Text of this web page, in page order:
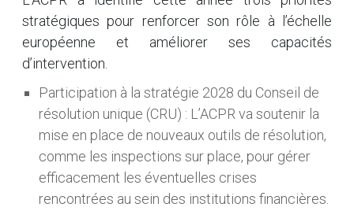
stratégiques pour renforcer son rôle à l’échelle
européenne et améliorer ses capacités
d’intervention.
Participation à la stratégie 2028 du Conseil de
résolution unique (CRU) : L’ACPR va soutenir la
mise en place de nouveaux outils de résolution,
comme les inspections sur place, pour gérer
efficacement les éventuelles crises
rencontrées au sein des institutions financières.